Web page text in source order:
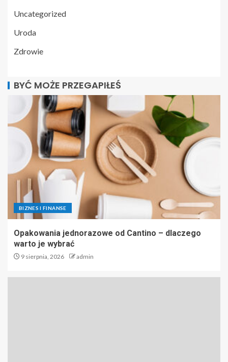
Uncategorized
Uroda
Zdrowie
BYĆ MOŻE PRZEGAPIŁEŚ
BIZNES I FINANSE
Opakowania jednorazowe od Cantino – dlaczego
warto je wybrać
9 sierpnia, 2026 admin